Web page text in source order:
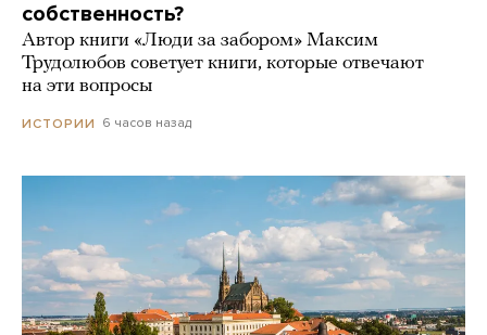
собственность?
Автор книги «Люди за забором» Максим
Трудолюбов советует книги, которые отвечают
на эти вопросы
ИСТОРИИ 6 часов назад